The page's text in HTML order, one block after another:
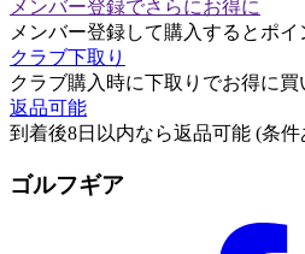
メンバー登録でさらにお得に
メンバー登録して購入するとポイ
クラブ下取り
クラブ購入時に下取りでお得に買
返品可能
到着後8日以内なら返品可能 (条件
ゴルフギア